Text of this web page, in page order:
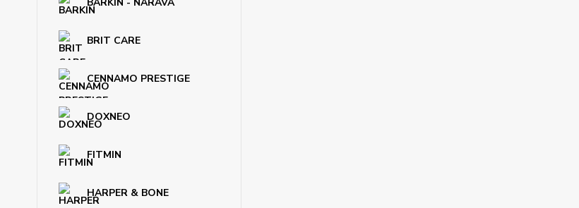
BRIT CARE
CENNAMO PRESTIGE
DOXNEO
FITMIN
HARPER & BONE